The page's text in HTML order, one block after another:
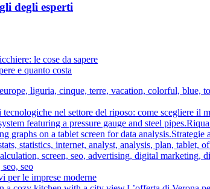
degli esperti
le cose da sapere
e quanto costa
nel settore del riposo: come scegliere il
Strategie
per le imprese moderne